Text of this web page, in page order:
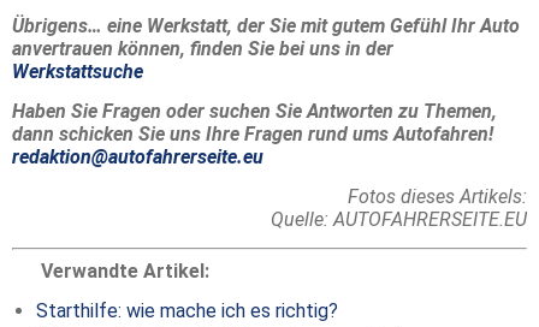
Übrigens… eine Werkstatt, der Sie mit gutem Gefühl Ihr Auto
anvertrauen können, finden Sie bei uns in der
Werkstattsuche
Haben Sie Fragen oder suchen Sie Antworten zu Themen,
dann schicken Sie uns Ihre Fragen rund ums Autofahren!
redaktion@autofahrerseite.eu
Fotos dieses Artikels:
Quelle: AUTOFAHRERSEITE.EU
Verwandte Artikel:
Starthilfe: wie mache ich es richtig?